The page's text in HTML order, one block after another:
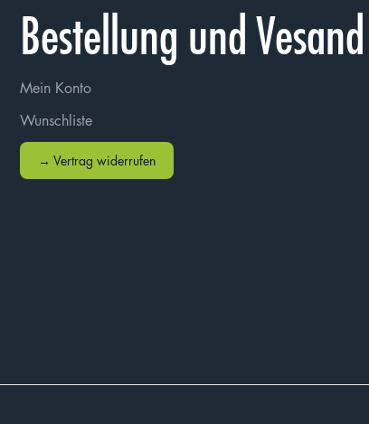
Bestellung und Vesand
Mein Konto
Wunschliste
→ Vertrag widerrufen